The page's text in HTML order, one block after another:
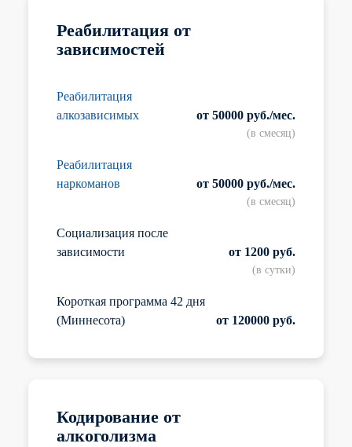
Реабилитация от
зависимостей
Реабилитация
алкозависимых
от 50000 руб./мес.
(в смесяц)
Реабилитация
наркоманов
от 50000 руб./мес.
(в смесяц)
Социализация после
зависимости
от 1200 руб.
(в сутки)
Короткая программа 42 дня
(Миннесота)
от 120000 руб.
Кодирование от
алкоголизма